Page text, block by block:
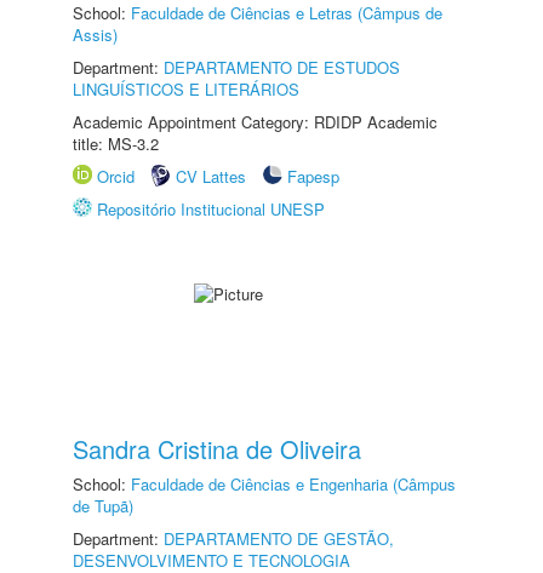
School: Faculdade de Ciências e Letras (Câmpus de
Assis)
Department: DEPARTAMENTO DE ESTUDOS
LINGUÍSTICOS E LITERÁRIOS
Academic Appointment Category: RDIDP Academic
title: MS-3.2
Orcid
CV Lattes
Fapesp
Repositório Institucional UNESP
Sandra Cristina de Oliveira
School: Faculdade de Ciências e Engenharia (Câmpus
de Tupã)
Department: DEPARTAMENTO DE GESTÃO,
DESENVOLVIMENTO E TECNOLOGIA